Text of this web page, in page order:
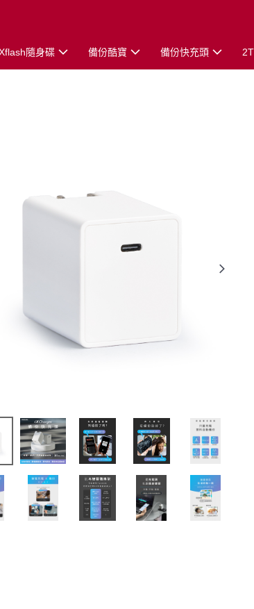
隨身碟 備份酷寶 備份快充頭